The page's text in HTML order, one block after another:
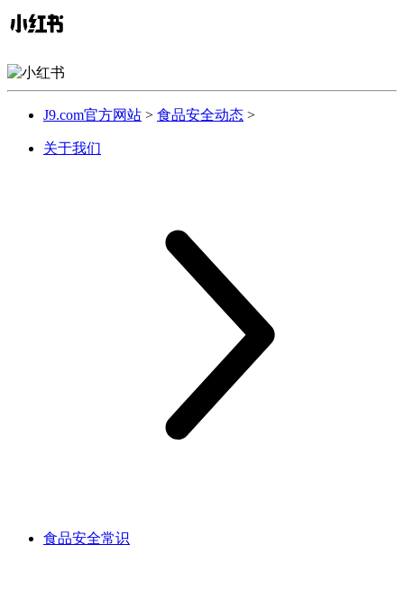
J9.com官方网站 > 食品安全动态 >
关于我们
食品安全常识